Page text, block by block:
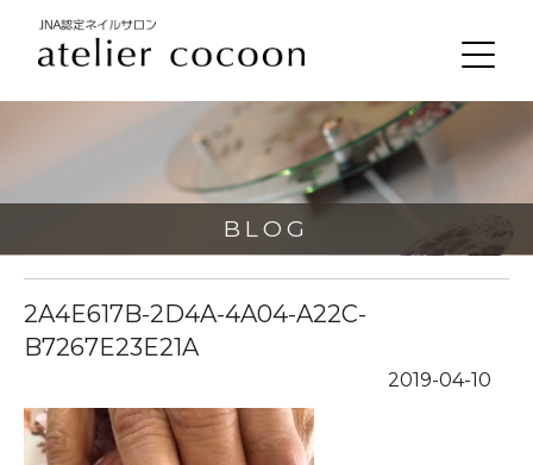
BLOG
2A4E617B-2D4A-4A04-A22C-
B7267E23E21A
2019-04-10